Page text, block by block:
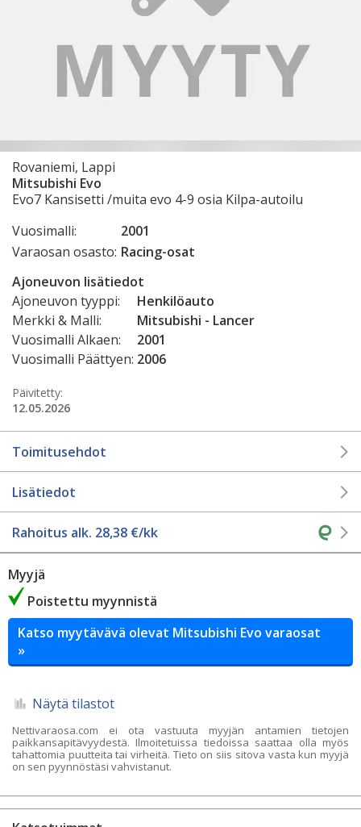
Rovaniemi, Lappi
Mitsubishi Evo
Evo7 Kansisetti /muita evo 4-9 osia Kilpa-autoilu
Vuosimalli:
2001
Varaosan osasto: Racing-osat
Ajoneuvon lisätiedot
Ajoneuvon tyyppi:
Henkilöauto
Merkki & Malli:
Mitsubishi - Lancer
Vuosimalli Alkaen:
2001
Vuosimalli Päättyen: 2006
Päivitetty:
12.05.2026
Toimitusehdot
Lisätiedot
Rahoitus alk. 28,38 €/kk
Myyjä
Poistettu myynnistä
Katso myytävävä olevat Mitsubishi Evo varaosat
»
Näytä tilastot
Nettivaraosa.com ei ota vastuuta myyjän antamien tietojen
paikkansapitävyydestä. Ilmoitetuissa tiedoissa saattaa olla myös
tahattomia puutteita tai virheitä. Tieto on siis sitova vasta kun myyjä
on sen pyynnöstäsi vahvistanut.